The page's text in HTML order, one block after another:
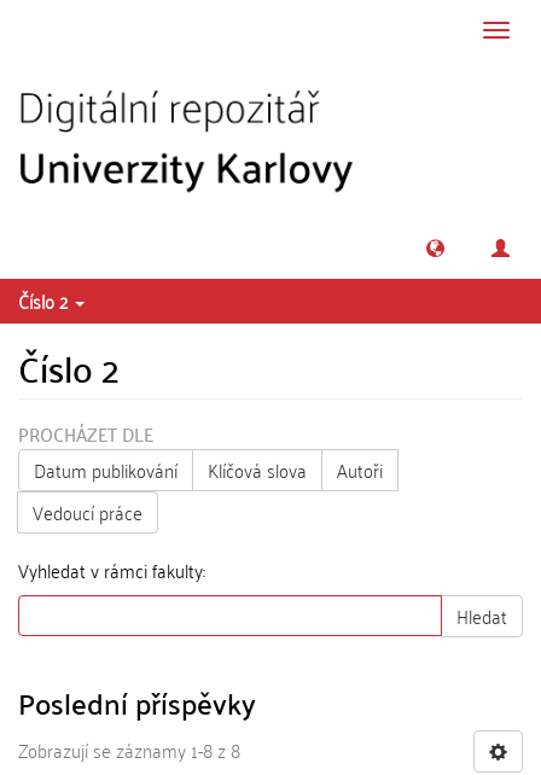
Číslo 2
Číslo 2
PROCHÁZET DLE
Datum publikování
Klíčová slova
Autoři
Vedoucí práce
Vyhledat v rámci fakulty:
Hledat
Poslední příspěvky
Zobrazují se záznamy 1-8 z 8